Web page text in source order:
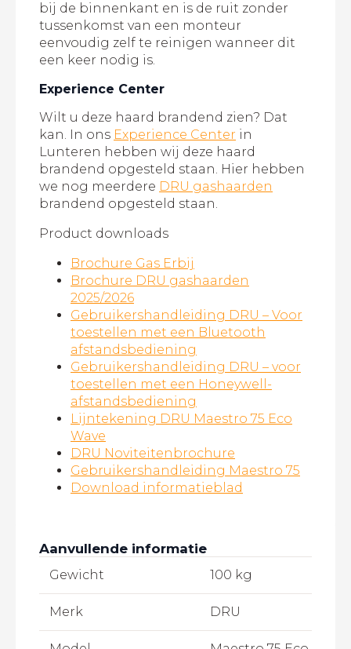
bij de binnenkant en is de ruit zonder
tussenkomst van een monteur
eenvoudig zelf te reinigen wanneer dit
een keer nodig is.
Experience Center
Wilt u deze haard brandend zien? Dat
kan. In ons Experience Center in
Lunteren hebben wij deze haard
brandend opgesteld staan. Hier hebben
we nog meerdere DRU gashaarden
brandend opgesteld staan.
Product downloads
Brochure Gas Erbij
Brochure DRU gashaarden
2025/2026
Gebruikershandleiding DRU – Voor
toestellen met een Bluetooth
afstandsbediening
Gebruikershandleiding DRU – voor
toestellen met een Honeywell-
afstandsbediening
Lijntekening DRU Maestro 75 Eco
Wave
DRU Noviteitenbrochure
Gebruikershandleiding Maestro 75
Download informatieblad
Aanvullende informatie
Gewicht 100 kg
Merk DRU